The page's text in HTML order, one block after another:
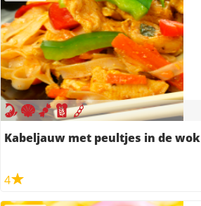
Kabeljauw met peultjes in de wok
4